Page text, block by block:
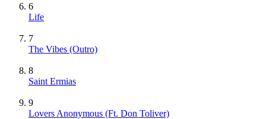
6
Life
7
The Vibes (Outro)
8
Saint Ermias
9
Lovers Anonymous (Ft. Don Toliver)